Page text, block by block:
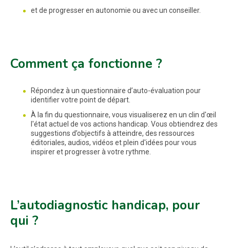
et de progresser en autonomie ou avec un conseiller.
Comment ça fonctionne ?
Répondez à un questionnaire d’auto-évaluation pour
identifier votre point de départ.
À la fin du questionnaire, vous visualiserez en un clin d'œil
l'état actuel de vos actions handicap. Vous obtiendrez des
suggestions d’objectifs à atteindre, des ressources
éditoriales, audios, vidéos et plein d'idées pour vous
inspirer et progresser à votre rythme.
L’autodiagnostic handicap, pour
qui ?